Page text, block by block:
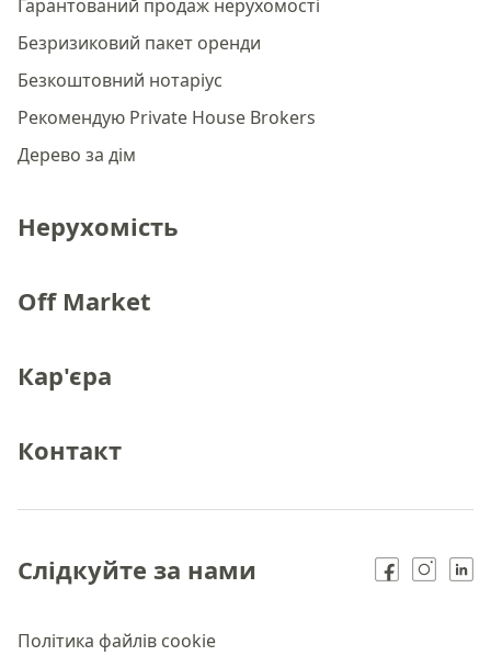
Гарантований продаж нерухомості
Безризиковий пакет оренди
Безкоштовний нотаріус
Рекомендую Private House Brokers
Дерево за дім
Нерухомість
Off Market
Кар'єра
Контакт
Політика файлів cookie
Слідкуйте за нами